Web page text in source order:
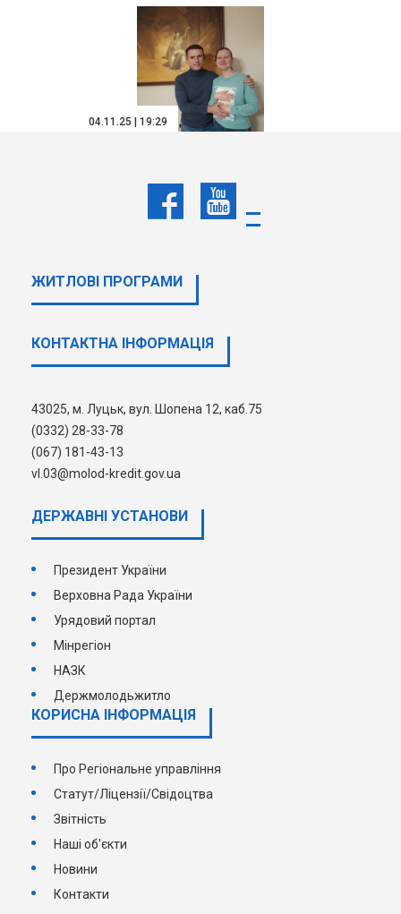
04.11.25 | 19:29
ДЕТАЛЬНІШЕ
1 2 3
ЖИТЛОВІ ПРОГРАМИ
КОНТАКТНА ІНФОРМАЦІЯ
43025, м. Луцьк, вул. Шопена 12, каб.75
(0332) 28-33-78
(067) 181-43-13
vl.03@molod-kredit.gov.ua
ДЕРЖАВНI УСТАНОВИ
Президент України
Верховна Рада України
Урядовий портал
Мінрегіон
НАЗК
Держмолодьжитло
КОРИСНА ІНФОРМАЦІЯ
Про Регіональне управління
Статут/Ліцензії/Свідоцтва
Звітність
Наші об'єкти
Новини
Контакти